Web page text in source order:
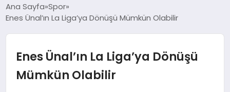
SPOR
EKONOMI
Ana Sayfa Spor
Enes Ünal’ın La Liga’ya Dönüşü Mümkün Olabilir
Enes Ünal’ın La Liga’ya Dönüşü
Mümkün Olabilir